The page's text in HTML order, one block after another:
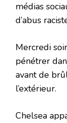
médias
d’abus
Mercredi
pénétrer
avant de
l’extérieur.
Chelsea